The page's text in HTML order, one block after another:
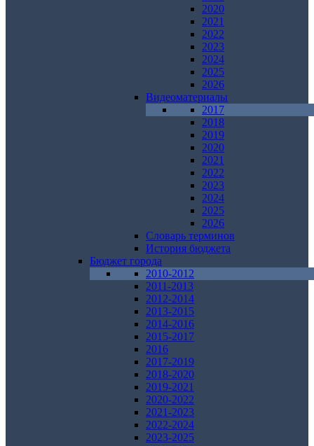
2020
2021
2022
2023
2024
2025
2026
Видеоматериалы
2017
2018
2019
2020
2021
2022
2023
2024
2025
2026
Словарь терминов
История бюджета
Бюджет города
2010-2012
2011-2013
2012-2014
2013-2015
2014-2016
2015-2017
2016
2017-2019
2018-2020
2019-2021
2020-2022
2021-2023
2022-2024
2023-2025